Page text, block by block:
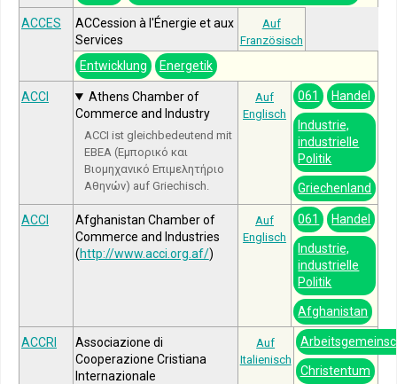
ACCES
ACCession à l'Énergie et aux
Services
Auf
Französisch
Entwicklung Energetik
ACCI
Athens Chamber of
Commerce and Industry
ACCI ist gleichbedeutend mit
ΕΒΕΑ (Εμπορικό και
Βιομηχανικό Επιμελητήριο
Αθηνών) auf Griechisch.
Auf
Englisch
061 Handel
Industrie,
industrielle
Politik
Griechenland
ACCI
Afghanistan Chamber of
Commerce and Industries
(http://www.acci.org.af/)
Auf
Englisch
061 Handel
Industrie,
industrielle
Politik
Afghanistan
ACCRI
Associazione di
Cooperazione Cristiana
Internazionale
Auf
Italienisch
Christentum